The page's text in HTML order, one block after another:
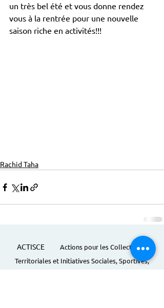
un très bel été et vous donne rendez
vous à la rentrée pour une nouvelle
saison riche en activités!!!
Rachid Taha
ACTISCE
Actions pour les Collectivités
Territoriales et Initiatives Sociales, Sportives,